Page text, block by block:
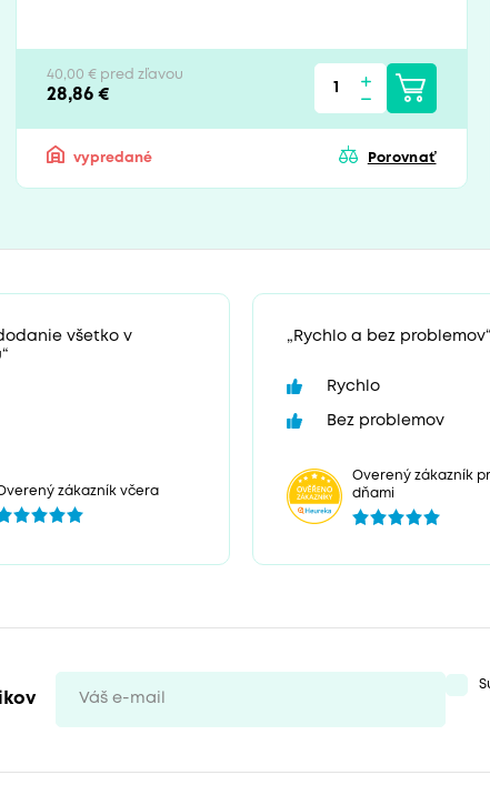
40,00 € pred zľavou
28,86 €
vypredané Porovnať
všetko v
zákazník včera
„Rychlo a bez problemov“
Rychlo
Bez problemov
Overený zákazník
dňami